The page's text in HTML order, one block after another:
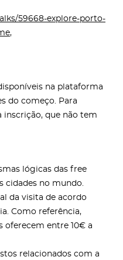
59668-explore-porto-
,
na plataforma
do começo. Para
inscrição, que não tem
lógicas das free
cidades no mundo.
da visita de acordo
Como referência,
oferecem entre 10€ a
relacionados com a